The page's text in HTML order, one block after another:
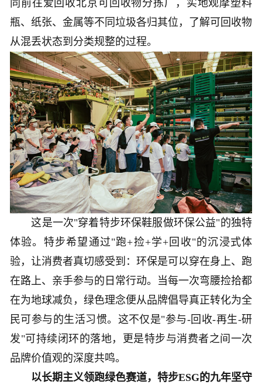
同前往爱回收北京可回收物分拣厂，实地观摩塑料
瓶、纸张、金属等不同垃圾各归其位，了解可回收物
从混丢状态到分类规整的过程。
这是一次"穿着特步环保鞋服做环保公益"的独特
体验。特步希望通过"跑+捡+学+回收"的沉浸式体
验，让消费者真切感受到：环保是可以穿在身上、跑
在路上、亲手参与的日常行动。当每一次弯腰捡拾都
在为地球减负，绿色理念便从品牌倡导真正转化为全
民可参与的生活习惯。这不仅是"参与-回收-再生-研
发"可持续闭环的落地，更是特步与消费者之间一次
品牌价值观的深度共鸣。
以长期主义领跑绿色赛道，特步ESG的九年坚守